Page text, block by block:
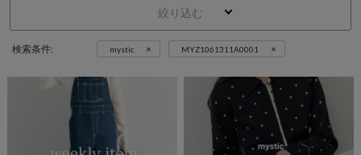
絞り込む
検索条件: mystic × MYZ1061311A0001 ×